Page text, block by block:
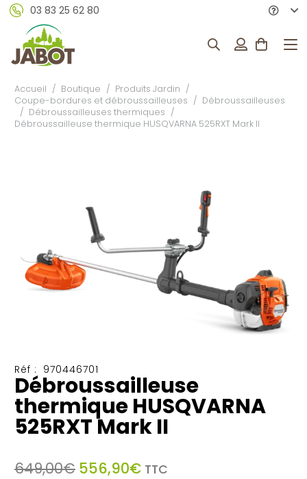
03 83 25 62 80
Accueil / Boutique / Produits Jardin /
Coupe-bordures et débroussailleuses / Débroussailleuses
/ Débroussailleuses thermiques /
Débroussailleuse thermique HUSQVARNA 525RXT Mark II
Réf : 970446701
Débroussailleuse
thermique HUSQVARNA
525RXT Mark II
649,00€ Le
556,90€Le
TTC